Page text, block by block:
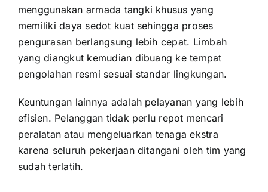
menggunakan armada tangki khusus yang
memiliki daya sedot kuat sehingga proses
pengurasan berlangsung lebih cepat. Limbah
yang diangkut kemudian dibuang ke tempat
pengolahan resmi sesuai standar lingkungan.
Keuntungan lainnya adalah pelayanan yang lebih
efisien. Pelanggan tidak perlu repot mencari
peralatan atau mengeluarkan tenaga ekstra
karena seluruh pekerjaan ditangani oleh tim yang
sudah terlatih.